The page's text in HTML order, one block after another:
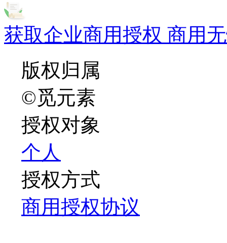
获取企业商用授权 商用
版权归属
©觅元素
授权对象
个人
授权方式
商用授权协议